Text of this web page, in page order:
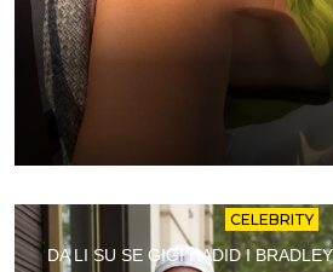
CELEBRITY
DA LI SU SE GIGI HADID I